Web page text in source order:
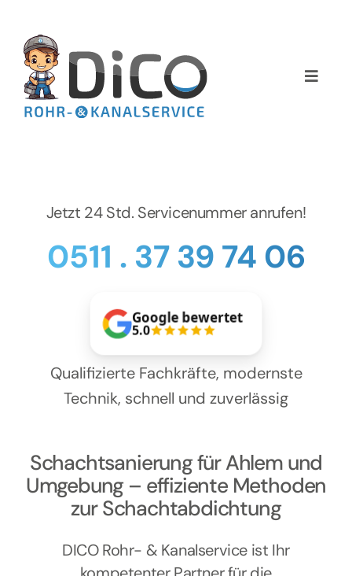
springen
Toggle
Home
Services
Preise
NEWS
Kontakt
Jetzt 24 Std. Servicenummer anrufen!
0511 . 37 39 74 06
Google bewertet
5.0
Qualifizierte Fachkräfte, modernste
Technik, schnell und zuverlässig
Schachtsanierung für Ahlem und
Umgebung – effiziente Methoden
zur Schachtabdichtung
DICO Rohr- & Kanalservice ist Ihr